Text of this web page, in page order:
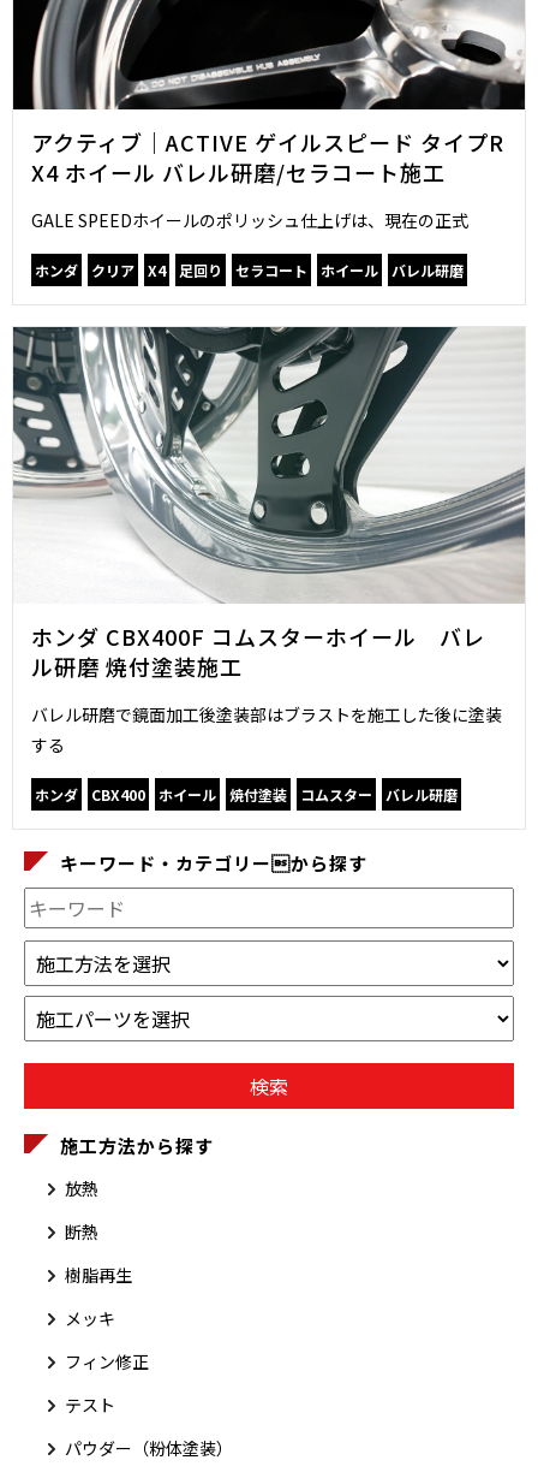
アクティブ｜ACTIVE ゲイルスピード タイプR
X4 ホイール バレル研磨/セラコート施工
GALE SPEEDホイールのポリッシュ仕上げは、現在の正式
ホンダ クリア X4 足回り セラコート ホイール バレル研磨
ホンダ CBX400F コムスターホイール バレ
ル研磨 焼付塗装施工
バレル研磨で鏡面加工後塗装部はブラストを施工した後に塗装
する
ホンダ CBX400 ホイール 焼付塗装 コムスター バレル研磨
キーワード・カテゴリーから探す
施工方法から探す
放熱
断熱
樹脂再生
メッキ
フィン修正
テスト
パウダー（粉体塗装）